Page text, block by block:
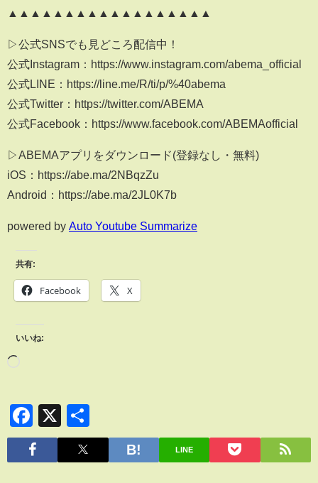
▲▲▲▲▲▲▲▲▲▲▲▲▲▲▲▲▲▲
▷公式SNSでも見どころ配信中！
公式Instagram：https://www.instagram.com/abema_official
公式LINE：https://line.me/R/ti/p/%40abema
公式Twitter：https://twitter.com/ABEMA
公式Facebook：https://www.facebook.com/ABEMAofficial
▷ABEMAアプリをダウンロード(登録なし・無料)
iOS：https://abe.ma/2NBqzZu
Android：https://abe.ma/2JL0K7b
powered by Auto Youtube Summarize
共有:
Facebook X
いいね:
Facebook
X
有
LINE